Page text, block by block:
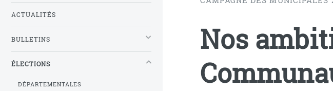
Nos
ACTUALITÉS
BULLETINS
ÉLECTIONS
DÉPARTEMENTALES